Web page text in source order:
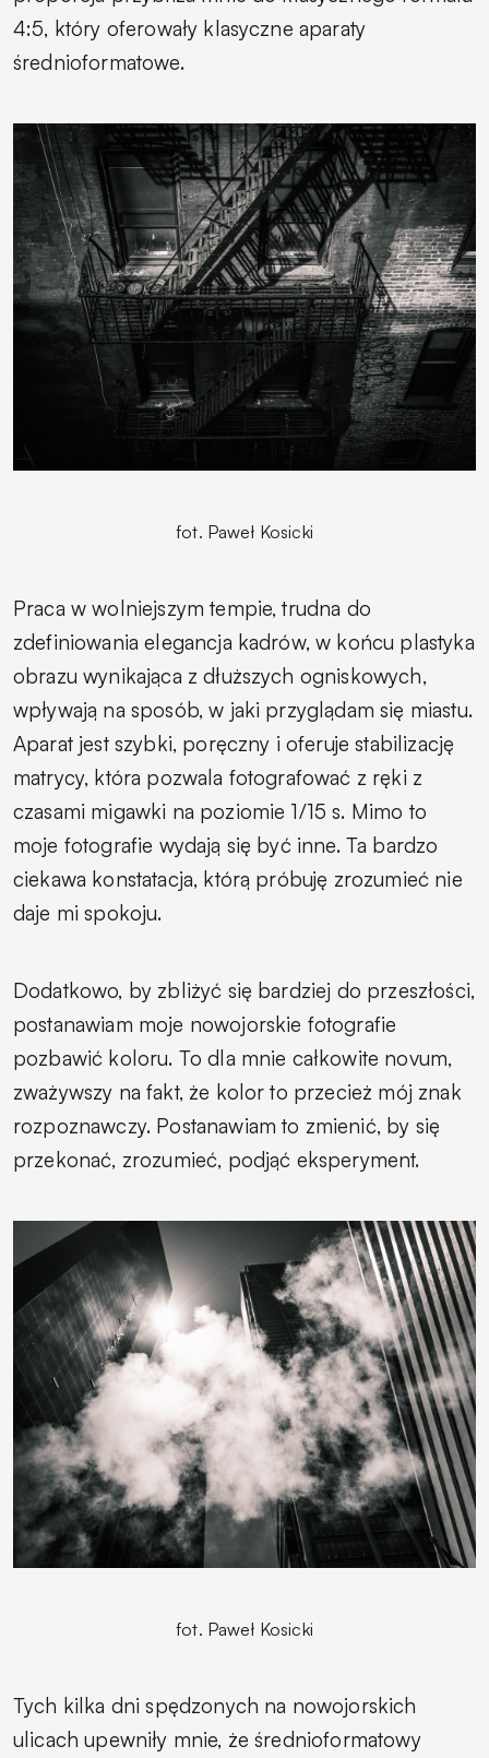
4:5, który oferowały klasyczne aparaty
średnioformatowe.
fot. Paweł Kosicki
Praca w wolniejszym tempie, trudna do
zdefiniowania elegancja kadrów, w końcu plastyka
obrazu wynikająca z dłuższych ogniskowych,
wpływają na sposób, w jaki przyglądam się miastu.
Aparat jest szybki, poręczny i oferuje stabilizację
matrycy, która pozwala fotografować z ręki z
czasami migawki na poziomie 1/15 s. Mimo to
moje fotografie wydają się być inne. Ta bardzo
ciekawa konstatacja, którą próbuję zrozumieć nie
daje mi spokoju.
Dodatkowo, by zbliżyć się bardziej do przeszłości,
postanawiam moje nowojorskie fotografie
pozbawić koloru. To dla mnie całkowite novum,
zważywszy na fakt, że kolor to przecież mój znak
rozpoznawczy. Postanawiam to zmienić, by się
przekonać, zrozumieć, podjąć eksperyment.
fot. Paweł Kosicki
Tych kilka dni spędzonych na nowojorskich
ulicach upewniły mnie, że średnioformatowy